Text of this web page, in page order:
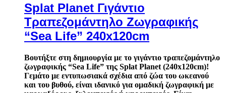
Splat Planet Γιγάντιο
Τραπεζομάντηλο Ζωγραφικής
“Sea Life” 240x120cm
Βουτήξτε στη δημιουργία με το γιγάντιο τραπεζομάντηλο
ζωγραφικής “Sea Life” της Splat Planet (240x120cm)!
Γεμάτο με εντυπωσιακά σχέδια από ζώα του ωκεανού
και του βυθού, είναι ιδανικό για ομαδική ζωγραφική με